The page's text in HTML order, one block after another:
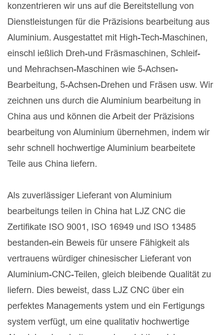
konzentrieren wir uns auf die Bereitstellung von
Dienstleistungen für die Präzisions bearbeitung aus
Aluminium. Ausgestattet mit High-Tech-Maschinen,
einschl ießlich Dreh-und Fräsmaschinen, Schleif-
und Mehrachsen-Maschinen wie 5-Achsen-
Bearbeitung, 5-Achsen-Drehen und Fräsen usw. Wir
zeichnen uns durch die Aluminium bearbeitung in
China aus und können die Arbeit der Präzisions
bearbeitung von Aluminium übernehmen, indem wir
sehr schnell hochwertige Aluminium bearbeitete
Teile aus China liefern.
Als zuverlässiger Lieferant von Aluminium
bearbeitungs teilen in China hat LJZ CNC die
Zertifikate ISO 9001, ISO 16949 und ISO 13485
bestanden-ein Beweis für unsere Fähigkeit als
vertrauens würdiger chinesischer Lieferant von
Aluminium-CNC-Teilen, gleich bleibende Qualität zu
liefern. Dies beweist, dass LJZ CNC über ein
perfektes Managements ystem und ein Fertigungs
system verfügt, um eine qualitativ hochwertige